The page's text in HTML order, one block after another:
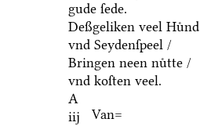
gude ſede.
Deßgeliken veel Huͤnd
vnd Seydenſpeel /
Bringen neen nuͤtte /
vnd koſten veel.
A
iij
Van=